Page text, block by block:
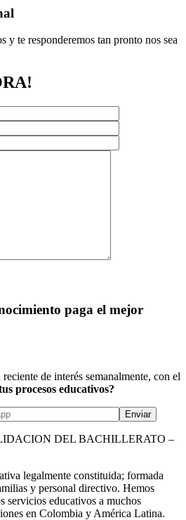
y te responderemos tan pronto nos sea
paga el mejor
de interés semanalmente, con el
procesos educativos?
legalmente constituida; formada
y personal directivo. Hemos
servicios educativos a muchos
en Colombia y América Latina.